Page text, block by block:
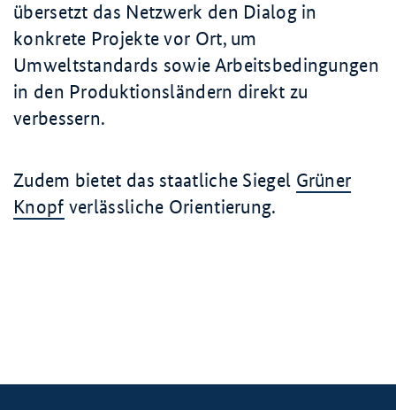
übersetzt das Netzwerk den Dialog in
konkrete Projekte vor Ort, um
Umweltstandards sowie Arbeitsbedingungen
in den Produktionsländern direkt zu
verbessern.
Zudem bietet das staatliche Siegel Grüner
Knopf verlässliche Orientierung.